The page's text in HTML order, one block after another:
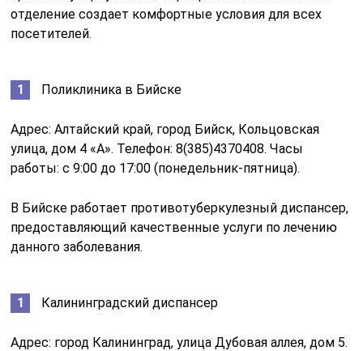
отделение создает комфортные условия для всех
посетителей.
Поликлиника в Бийске
Адрес: Алтайский край, город Бийск, Кольцовская
улица, дом 4 «А». Телефон: 8(385)4370408. Часы
работы: с 9:00 до 17:00 (понедельник-пятница).
В Бийске работает противотуберкулезный диспансер,
предоставляющий качественные услуги по лечению
данного заболевания.
Калининградский диспансер
Адрес: город Калининград, улица Дубовая аллея, дом 5.